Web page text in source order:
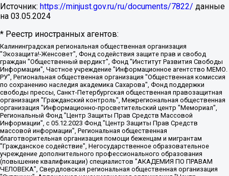
Источник: https://minjust.gov.ru/ru/documents/7822/ данные
на 03.05.2024
* Реестр иностранных агентов:
Калининградская региональная общественная организация "Экозащита!-Женсовет", Фонд содействия защите прав и свобод граждан "Общественный вердикт", Фонд "Институт Развития Свободы Информации", Частное учреждение "Информационное агентство МЕМО. РУ", Региональная общественная организация "Общественная комиссия по сохранению наследия академика Сахарова", Фонд поддержки свободы прессы, Санкт-Петербургская общественная правозащитная организация "Гражданский контроль", Межрегиональная общественная организация "Информационно-просветительский центр "Мемориал", Региональный Фонд "Центр Защиты Прав Средств Массовой Информации", с 05.12.2023 Фонд "Центр Защиты Прав Средств массовой информации", Региональная общественная благотворительная организация помощи беженцам и мигрантам "Гражданское содействие", Негосударственное образовательное учреждение дополнительного профессионального образования (повышение квалификации) специалистов "АКАДЕМИЯ ПО ПРАВАМ ЧЕЛОВЕКА", Свердловская региональная общественная организация "Сутяжник", Автономная некоммерческая организация "Центр независимых социологических исследований", Союз общественных объединений "Российский исследовательский центр по правам человека", Региональное общественное учреждение научно-информационный центр "МЕМОРИАЛ", Некоммерческая организация "Фонд защиты гласности", Автономная некоммерческая организация "Институт прав человека", Городская общественная организация "Екатеринбургское общество "МЕМОРИАЛ", Городская общественная организация "Рязанское историко-просветительское и правозащитное общество "Мемориал" (Рязанский Мемориал), Челябинский региональный орган общественной самодеятельности – женское общественное объединение "Женщины Евразии", Челябинский региональный орган общественной самодеятельности "Уральская правозащитная группа", Фонд содействия защите здоровья и социальной справедливости имени Андрея Рылькова, Автономная Некоммерческая Организация "Аналитический Центр Юрия Левады", Автономная некоммерческая организация социальной поддержки населения "Проект Апрель", Региональная общественная организация помощи женщинам и детям, находящимся в кризисной ситуации "Информационно-методический центр "Анна", Фонд содействия развитию массовых коммуникаций и правовому просвещению "Так-так-Так", Фонд содействия устойчивому развитию "Серебряная тайга", Свердловский региональный общественный фонд социальных проектов "Новое время", "Idel.Реалии", Кавказ.Реалии, Крым.Реалии, Телеканал Настоящее Время, Татаро-башкирская служба Радио Свобода (Azatliq Radiosi), Радио Свободная Европа/Радио Свобода (PCE/PC), "Сибирь.Реалии", "Фактограф", Благотворительный фонд помощи осужденным и их семьям, Автономная некоммерческая организация "Институт глобализации и социальных движений", Фонд "В защиту прав заключенных", Частное учреждение "Центр поддержки и содействия развитию средств массовой информации", Пензенский региональный общественный благотворительный фонд "Гражданский союз", "Север.Реалии", Некоммерческая организация Фонд "Правовая инициатива", Общество с ограниченной ответственностью "Радио Свободная Европа/Радио Свобода", Чешское информационное агентство "MEDIUM-ORIENT", Красноярская региональная общественная организация "Мы против СПИДа", Камалягин Денис Николаевич, Маркелов Сергей Евгеньевич, Пономарев Лев Александрович, Савицкая Людмила Алексеевна, Автономная некоммерческая организация "Центр по работе с проблемой насилия "НАСИЛИЮ.НЕТ", Межрегиональный профессиональный союз работников здравоохранения "Альянс врачей", Юридическое лицо, зарегистрированное в Латвийской Республике, SIA "Medusa Project" (регистрационный номер 40103797863, дата регистрации 10.06.2014), Некоммерческая организация "Фонд по борьбе с коррупцией", Автономная некоммерческая организация "Институт права и публичной политики", Баданин Роман Сергеевич, Гликин Максим Александрович, Железнова Мария Михайловна, Лукьянова Юлия Сергеевна, Маетная Елизавета Витальевна, Маняхин Петр Борисович, Чуракова Ольга Владимировна, Ярош Юлия Петровна, Юридическое лицо "The Insider SIA", зарегистрированное в Риге, Латвийская Республика (дата регистрации 26.06.2015), являющееся администратором доменного имени интернет-издания "The Insider SIA", https://theins.ru, Постернак Алексей Евгеньевич, Рубин Михаил Аркадьевич, Анин Роман Александрович, Юридическое лицо Istories fonds, зарегистрированное в Латвийской Республике (регистрационный номер 50008295751, дата регистрации 24.02.2020), Великовский Дмитрий Александрович, Долинина Ирина Николаевна, Мароховская Алеся Алексеевна, Шлейнов Роман Юрьевич, Шмагун Олеся Валентиновна, Общество с ограниченной ответственностью "Альтаир 2021", Общество с ограниченной ответственностью "Вега 2021", Общество с ограниченной ответственностью "Главный редактор 2021", Общество с ограниченной ответственностью "Ромашки монолит", Важенков Артем Валерьевич, Ивановская областная общественная организация "Центр гендерных исследований", Гурман Юрий Альбертович, Медиапроект "ОВД-Инфо", Егоров Владимир Владимирович, Жилинский Владимир Александрович, Общество с ограниченной ответственностью "ЗП", Иванова София Юрьевна, Карезина Инна Павловна, Кильтау Екатерина Викторовна, Петров Алексей Викторович, Пискунов Сергей Евгеньевич, Смирнов Сергей Сергеевич, Тихонов Михаил Сергеевич, Общество с ограниченной ответственностью "ЖУРНАЛИСТ-ИНОСТРАННЫЙ АГЕНТ", Арапова Галина Юрьевна, Вольтская Татьяна Анатольевна, Американская компания "Mason G.E.S. Anonymous Foundation" (США), являющаяся владельцем интернет-издания https://mnews.world/, Компания "Stichting Bellingcat", зарегистрированная в Нидерландах (дата регистрации 11.07.2018), Захаров Андрей Вячеславович, Клепиковская Екатерина Дмитриевна, Общество с ограниченной ответственностью "МЕМО", Перл Роман Александрович, Симонов Евгений Алексеевич, Соловьева Елена Анатольевна, Сотников Даниил Владимирович, Сурначева Елизавета Дмитриевна, Автономная некоммерческая организация по защите прав человека и информированию населения "Якутия – Наше Мнение", Общество с ограниченной ответственностью "Москоу диджитал медиа", с 26.01.2023 Общество с ограниченной ответственностью "Чайка Белые сады", Ветошкина Валерия Валерьевна, Заговора Максим Александрович, Межрегиональное общественное движение "Российская ЛГБТ - сеть", Оленичев Максим Владимирович, Павлов Иван Юрьевич, Скворцова Елена Сергеевна, Общество с ограниченной ответственностью "Как бы инагент", Кочетков Игорь Викторович, Общество с ограниченной ответственностью "Честные выборы", Еланчик Олег Александрович, Общество с ограниченной ответственностью "Нобелевский призыв", Гималова Регина Эмилевна, Григорьев Андрей Валерьевич, Григорьева Алина Александровна, Ассоциация по содействию защите прав призывников, альтернативнослужащих и военнослужащих "Правозащитная группа "Гражданин.Армия.Право", Хисамова Регина Фаритовна, Автономная некоммерческая организация по реализации социально-правовых программ "Лилит", Дальневосточное общественное движение "Маяк", Санкт-Петербургская ЛГБТ-инициативная группа "Выход", Инициативная группа ЛГБТ+ "Реверс", Алексеев Андрей Викторович, Бекбулатова Таисия Львовна, Беляев Иван Михайлович, Владыкина Елена Сергеевна, Гельман Марат Александрович, Никульшина Вероника Юрьевна, Толоконникова Надежда Андреевна, Шендерович Виктор Анатольевич, Общество с ограниченной ответственностью "Данное сообщение", Общество с ограниченной ответственностью Издательский дом "Новая глава", Айнбиндер Александра Александровна, Московский комьюнити-центр для ЛГБТ+инициатив, Благотворительный фонд развития филантропии, Deutsche Welle (Германия, Kurt-Schumacher-Strasse 3, 53113 Bonn), Борзунова Мария Михайловна, Воробьев Виктор Викторович, Голубева Анна Львовна, Константинова Алла Михайловна, Малкова Ирина Владимировна, Мурадов Мурад Абдулгалимович, Осетинская Елизавета Николаевна, Понасенков Евгений Николаевич, Ганапольский Матвей Юрьевич, Киселев Евгений Алексеевич, Борухович Ирина Григорьевна, Дремин Иван Тимофеевич, Дубровский Дмитрий Викторович, Красноярская региональная общественная организация поддержки и развития альтернативных образовательных технологий и межкультурных коммуникаций "ИНТЕРРА", Маяковская Екатерина Алексеевна, Фейгин Марк Захарович, Филимонов Андрей Викторович, Дзугкоева Регина Николаевна, Доброхотов Роман Александрович, Дудь Юрий Александрович, Елкин Сергей Владимирович, Кругликов Кирилл Игоревич, Сабунаева Мария Леонидовна, Семенов Алексей Владимирович, Шаинян Карен Багратович, Шульман Екатерина Михайловна, Асафьев Артур Валерьевич, Вахштайн Виктор Семенович, Венедиктов Алексей Алексеевич, Лушникова Екатерина Евгеньевна, Волков Леонид Михайлович, Невзоров Александр Глебович, Пархоменко Сергей Борисович, Сироткин Ярослав Николаевич, Кара-Мурза Владимир Владимирович, Баранова Наталья Владимировна, Гозман Леонид Яковлевич, Кагарлицкий Борис Юльевич, Климарев Михаил Валерьевич, Милов Владимир Станиславович, Автономная некоммерческая организация Краснодарский центр современного искусства "Типография", Моргенштерн Алишер Тагирович, Соболь Любовь Эдуардовна, Общество с ограниченной ответственностью "ЛИЗА НОРМ", Каспаров Гарри Кимович, Ходорковский Михаил Борисович, Общество с ограниченной ответственностью "Апрельские тезисы", Данилович Ирина Брониславовна, Кашин Олег Владимирович, Петров Николай Владимирович, Пивоваров Алексей Владимирович, Соколов Михаил Владимирович, Цветкова Юлия Владимировна, Чичваркин Евгений Александрович, Комитет против пыток/Команда против пыток, Общество с ограниченной ответственностью "Первый научный", Общество с ограниченной ответственностью "Вертолет и ко", Белоцерковская Вероника Борисовна, Кац Максим Евгеньевич, Лазарева Татьяна Юрьевна, Шаведдинов Руслан Табризович, Яшин Илья Валерьевич, Общество с ограниченной ответственностью "Иноагент ААВ", Алешковский Дмитрий Петрович, Альбац Евгения Марковна, Быков Дмитрий Львович, Галямина Юлия Евгеньевна, Лойко Сергей Леонидович, Мартынов Кирилл Константинович, Медведев Сергей Александрович, Крашенинников Федор Геннадиевич, Гордеева Катерина Вл